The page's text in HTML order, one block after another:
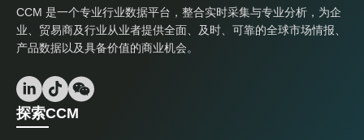
CCM 是一个专业行业数据平台，整合实时采集与专业分析，为企
业、贸易商及行业从业者提供全面、及时、可靠的全球市场情报、
产品数据以及具备价值的商业机会。
探索CCM